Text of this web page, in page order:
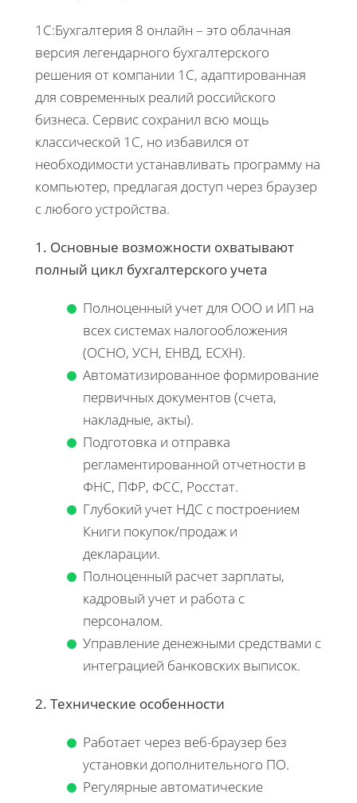
1С:Бухгалтерия 8 онлайн – это облачная
версия легендарного бухгалтерского
решения от компании 1С, адаптированная
для современных реалий российского
бизнеса. Сервис сохранил всю мощь
классической 1С, но избавился от
необходимости устанавливать программу на
компьютер, предлагая доступ через браузер
с любого устройства.
1. Основные возможности охватывают
полный цикл бухгалтерского учета
Полноценный учет для ООО и ИП на
всех системах налогообложения
(ОСНО, УСН, ЕНВД, ЕСХН).
Автоматизированное формирование
первичных документов (счета,
накладные, акты).
Подготовка и отправка
регламентированной отчетности в
ФНС, ПФР, ФСС, Росстат.
Глубокий учет НДС с построением
Книги покупок/продаж и
декларации.
Полноценный расчет зарплаты,
кадровый учет и работа с
персоналом.
Управление денежными средствами с
интеграцией банковских выписок.
2. Технические особенности
Работает через веб-браузер без
установки дополнительного ПО.
Регулярные автоматические